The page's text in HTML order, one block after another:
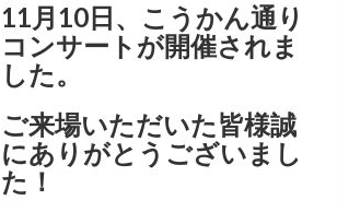
11月10日、こうかん通り
コンサートが開催されま
した。
ご来場いただいた皆様誠
にありがとうございまし
た！